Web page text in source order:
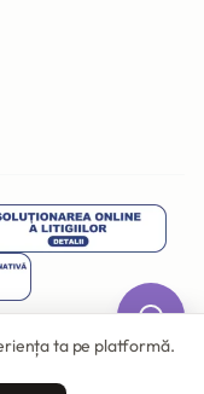
rezervate.
ta pe platformă.